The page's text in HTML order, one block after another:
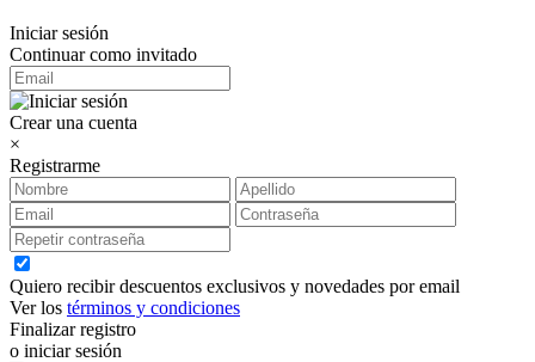
Iniciar sesión
Continuar como invitado
Crear una cuenta
×
Registrarme
Quiero recibir descuentos exclusivos y novedades por email
Ver los términos y condiciones
Finalizar registro
o iniciar sesión